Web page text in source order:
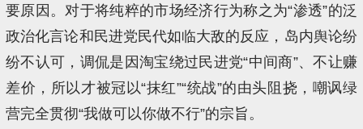
要原因。对于将纯粹的市场经济行为称之为“渗透”的泛
政治化言论和民进党民代如临大敌的反应，岛内舆论纷
纷不认可，调侃是因淘宝绕过民进党“中间商”、不让赚
差价，所以才被冠以“抹红”“统战”的由头阻挠，嘲讽绿
营完全贯彻“我做可以你做不行”的宗旨。